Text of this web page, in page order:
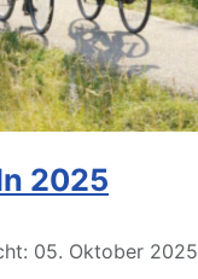
2025
05. Oktober 2025